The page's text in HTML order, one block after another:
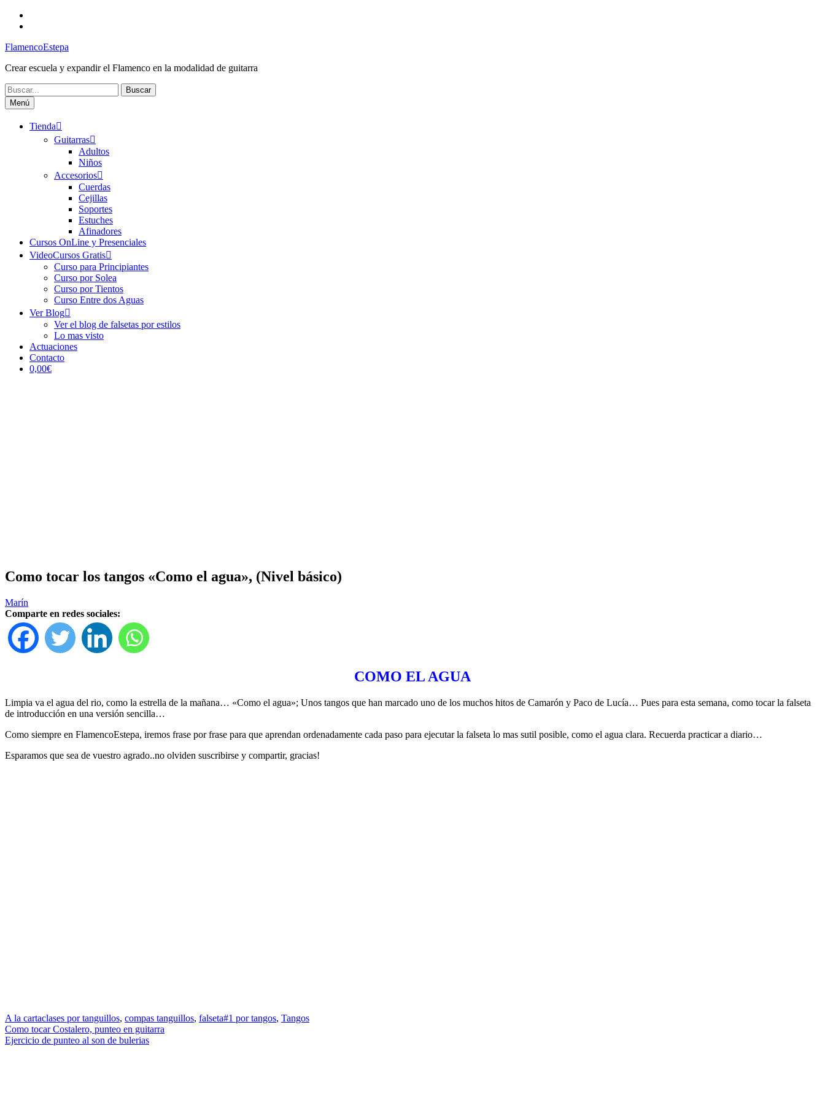
Saltar
FlamencoEstepa
Crear escuela y expandir el Flamenco en la modalidad de guitarra
Buscar:
Menú
Tienda
Guitarras
Adultos
Niños
Accesorios
Cuerdas
Cejillas
Soportes
Estuches
Afinadores
Cursos OnLine y Presenciales
VideoCursos Gratis
Curso para Principiantes
Curso por Solea
Curso por Tientos
Curso Entre dos Aguas
Ver Blog
Ver el blog de falsetas por estilos
Lo mas visto
Actuaciones
Contacto
0,00€
Como tocar los tangos «Como el agua», (Nivel básico)
Marín
Comparte en redes sociales:
COMO EL AGUA
Limpia va el agua del rio, como la estrella de la mañana… «Como el agua»; Unos tangos que han marcado uno de los muchos hitos de Camarón y Paco de Lucía… Pues para esta semana, como tocar la falseta
de introducción en una versión sencilla…
Como siempre en FlamencoEstepa, iremos frase por frase para que aprendan ordenadamente cada paso para ejecutar la falseta lo mas sutil posible, como el agua clara. Recuerda practicar a diario…
Esparamos que sea de vuestro agrado..no olviden suscribirse y compartir, gracias!
A la cartaclases por tanguillos, compas tanguillos, falseta#1 por tangos, Tangos
Navegación
de
Como tocar Costalero, punteo en guitarra
Ejercicio de punteo al son de bulerias